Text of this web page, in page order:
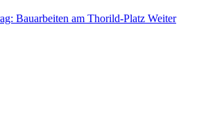
Bauarbeiten am Thorild-Platz Weiter